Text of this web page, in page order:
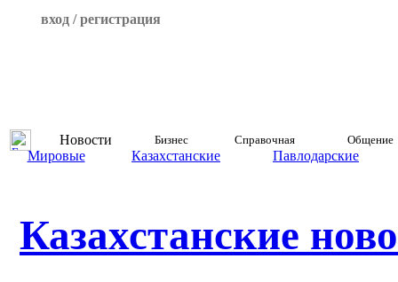
вход / регистрация
Новости Бизнес Справочная Общение
Мировые Казахстанские Павлодарские
Казахстанские